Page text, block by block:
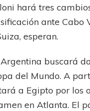
a
ante
hará tres
ante Cabo
esperan.
buscará
del Mundo. A
a Egipto por los
en Atlanta. El